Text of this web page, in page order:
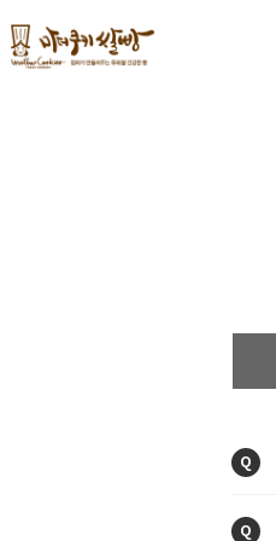
Q
Q